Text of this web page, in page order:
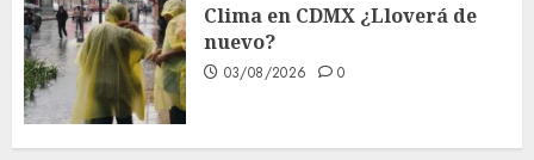
Clima en CDMX ¿Lloverá de
nuevo?
03/08/2026 0